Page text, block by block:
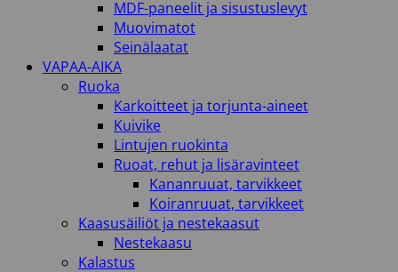
MDF-paneelit ja sisustuslevyt
Muovimatot
Seinälaatat
VAPAA-AIKA
Ruoka
Karkoitteet ja torjunta-aineet
Kuivike
Lintujen ruokinta
Ruoat, rehut ja lisäravinteet
Kananruuat, tarvikkeet
Koiranruuat, tarvikkeet
Kaasusäiliöt ja nestekaasut
Nestekaasu
Kalastus